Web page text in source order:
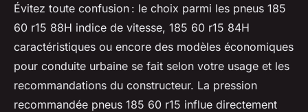
Évitez toute confusion : le choix parmi les pneus 185
60 r15 88H indice de vitesse, 185 60 r15 84H
caractéristiques ou encore des modèles économiques
pour conduite urbaine se fait selon votre usage et les
recommandations du constructeur. La pression
recommandée pneus 185 60 r15 influe directement